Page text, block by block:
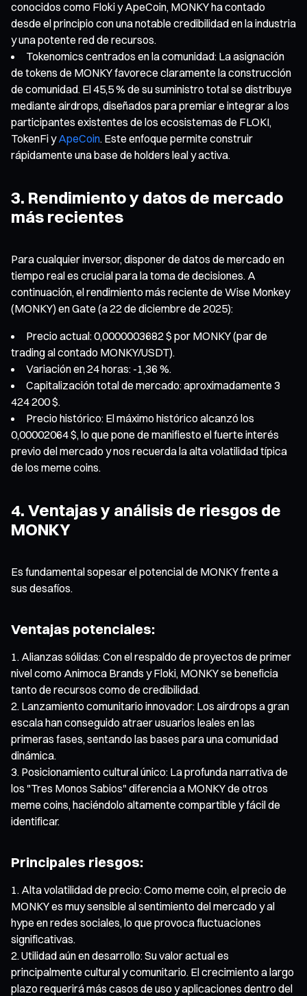
conocidos como Floki y ApeCoin, MONKY ha contado
desde el principio con una notable credibilidad en la industria
y una potente red de recursos.
Tokenomics centrados en la comunidad: La asignación
de tokens de MONKY favorece claramente la construcción
de comunidad. El 45,5 % de su suministro total se distribuye
mediante airdrops, diseñados para premiar e integrar a los
participantes existentes de los ecosistemas de FLOKI,
TokenFi yApeCoin. Este enfoque permite construir
rápidamente una base de holders leal y activa.
3. Rendimiento y datos de mercado
más recientes
Para cualquier inversor, disponer de datos de mercado en
tiempo real es crucial para la toma de decisiones. A
continuación, el rendimiento más reciente de Wise Monkey
(MONKY) en Gate (a 22 de diciembre de 2025):
Precio actual: 0,0000003682 $ por MONKY (par de
trading al contado MONKY/USDT).
Variación en 24 horas: -1,36 %.
Capitalización total de mercado: aproximadamente 3
424 200 $.
Precio histórico: El máximo histórico alcanzó los
0,00002064 $, lo que pone de manifiesto el fuerte interés
previo del mercado y nos recuerda la alta volatilidad típica
de los meme coins.
4. Ventajas y análisis de riesgos de
MONKY
Es fundamental sopesar el potencial de MONKY frente a
sus desafíos.
Ventajas potenciales:
Alianzas sólidas: Con el respaldo de proyectos de primer
nivel como Animoca Brands y Floki, MONKY se beneficia
tanto de recursos como de credibilidad.
Lanzamiento comunitario innovador: Los airdrops a gran
escala han conseguido atraer usuarios leales en las
primeras fases, sentando las bases para una comunidad
dinámica.
Posicionamiento cultural único: La profunda narrativa de
los "Tres Monos Sabios" diferencia a MONKY de otros
meme coins, haciéndolo altamente compartible y fácil de
identificar.
Principales riesgos:
Alta volatilidad de precio: Como meme coin, el precio de
MONKY es muy sensible al sentimiento del mercado y al
hype en redes sociales, lo que provoca fluctuaciones
significativas.
Utilidad aún en desarrollo: Su valor actual es
principalmente cultural y comunitario. El crecimiento a largo
plazo requerirá más casos de uso y aplicaciones dentro del